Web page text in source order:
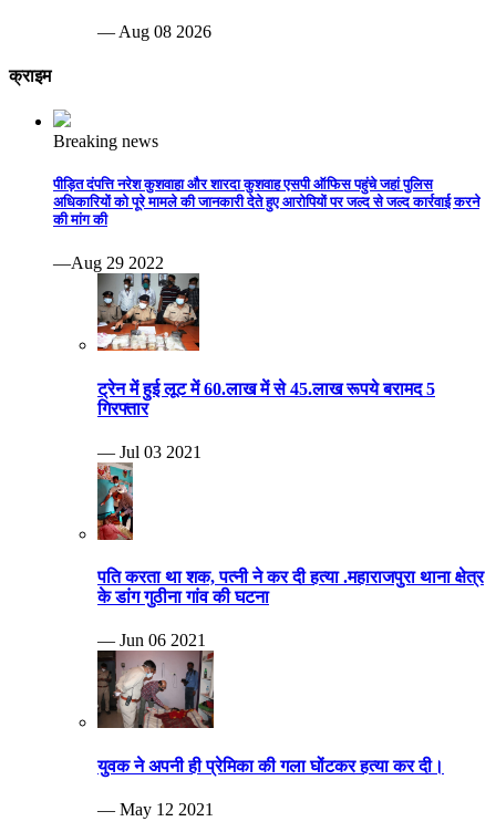
— Aug 08 2026
क्राइम
Breaking news
पीड़ित दंपत्ति नरेश कुशवाहा और शारदा कुशवाह एसपी ऑफिस पहुंचे जहां पुलिस
अधिकारियों को पूरे मामले की जानकारी देते हुए आरोपियों पर जल्द से जल्द कार्रवाई करने
की मांग की
—Aug 29 2022
ट्रेन में हुई लूट में 60.लाख में से 45.लाख रूपये बरामद 5
गिरफ्तार
— Jul 03 2021
पति करता था शक, पत्नी ने कर दी हत्या .महाराजपुरा थाना क्षेत्र
के डांग गुठीना गांव की घटना
— Jun 06 2021
युवक ने अपनी ही प्रेमिका की गला घोंटकर हत्या कर दी।
— May 12 2021